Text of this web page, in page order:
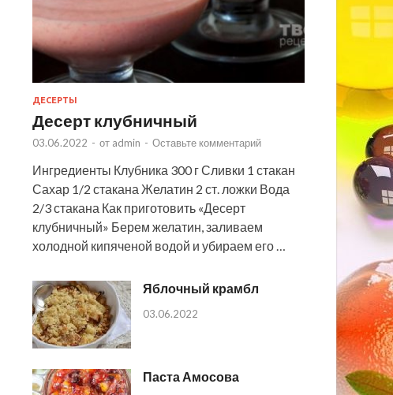
ДЕСЕРТЫ
Десерт клубничный
03.06.2022 - от admin - Оставьте комментарий
Ингредиенты Клубника 300 г Сливки 1 стакан
Сахар 1/2 стакана Желатин 2 ст. ложки Вода
2/3 стакана Как приготовить «Десерт
клубничный» Берем желатин, заливаем
холодной кипяченой водой и убираем его …
Яблочный крамбл
03.06.2022
Паста Амосова